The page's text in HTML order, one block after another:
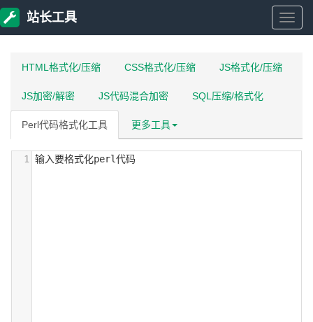
站
站长工具
HTML格式化/压缩 CSS格式化/压缩 JS格式化/压缩
JS加密/解密 JS代码混合加密 SQL压缩/格式化
Perl代码格式化工具 更多工具
输入要格式化perl代码
1